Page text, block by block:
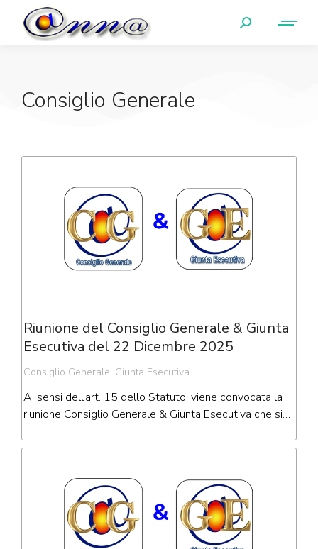
Consiglio Generale
Riunione del Consiglio Generale & Giunta
Esecutiva del 22 Dicembre 2025
Consiglio Generale, Giunta Esecutiva
Ai sensi dell’art. 15 dello Statuto, viene convocata la
riunione Consiglio Generale & Giunta Esecutiva che si…